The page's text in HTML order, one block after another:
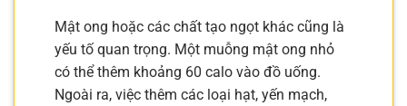
Mật ong hoặc các chất tạo ngọt khác cũng là
yếu tố quan trọng. Một muỗng mật ong nhỏ
có thể thêm khoảng 60 calo vào đồ uống.
Ngoài ra, việc thêm các loại hạt, yến mạch,